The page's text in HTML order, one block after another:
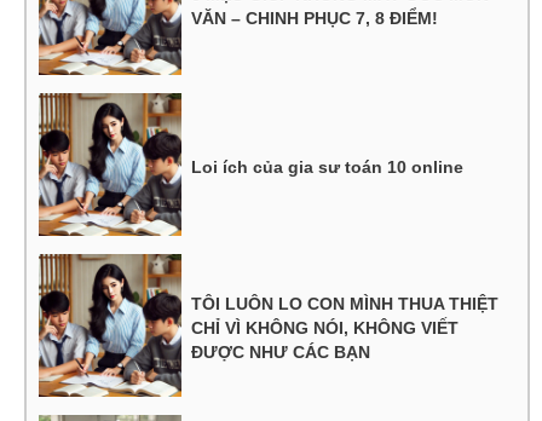
VĂN – CHINH PHỤC 7, 8 ĐIỂM!
Loi ích của gia sư toán 10 online
TÔI LUÔN LO CON MÌNH THUA THIỆT
CHỈ VÌ KHÔNG NÓI, KHÔNG VIẾT
ĐƯỢC NHƯ CÁC BẠN